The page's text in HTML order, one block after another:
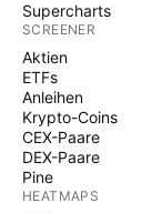
Supercharts
SCREENER
Aktien
ETFs
Anleihen
Krypto-Coins
CEX-Paare
DEX-Paare
Pine
HEATMAPS